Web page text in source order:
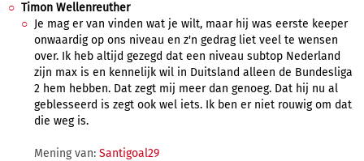
Timon Wellenreuther
Je mag er van vinden wat je wilt, maar hij was eerste keeper
onwaardig op ons niveau en z'n gedrag liet veel te wensen
over. Ik heb altijd gezegd dat een niveau subtop Nederland
zijn max is en kennelijk wil in Duitsland alleen de Bundesliga
2 hem hebben. Dat zegt mij meer dan genoeg. Dat hij nu al
geblesseerd is zegt ook wel iets. Ik ben er niet rouwig om dat
die weg is.
Mening van: Santigoal29